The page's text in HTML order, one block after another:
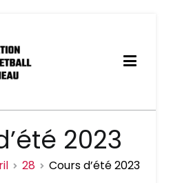
de basketball
2023
28 Cours d’été 2023